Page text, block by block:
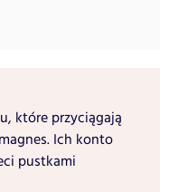
które przyciągają
Ich konto
pustkami